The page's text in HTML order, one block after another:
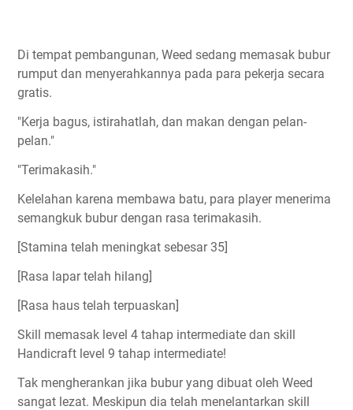
Di tempat pembangunan, Weed sedang memasak bubur
rumput dan menyerahkannya pada para pekerja secara
gratis.
"Kerja bagus, istirahatlah, dan makan dengan pelan-
pelan."
"Terimakasih."
Kelelahan karena membawa batu, para player menerima
semangkuk bubur dengan rasa terimakasih.
[Stamina telah meningkat sebesar 35]
[Rasa lapar telah hilang]
[Rasa haus telah terpuaskan]
Skill memasak level 4 tahap intermediate dan skill
Handicraft level 9 tahap intermediate!
Tak mengherankan jika bubur yang dibuat oleh Weed
sangat lezat. Meskipun dia telah menelantarkan skill